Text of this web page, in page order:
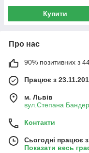
Купити
Про нас
90% позитивних з
Працює з
м. Львів
вул.Степана
Контакти
Сьогодні працює
Показати весь